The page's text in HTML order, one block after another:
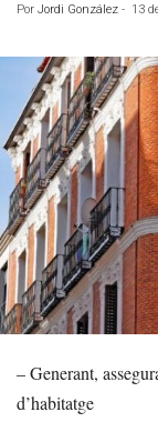
Por Jordi González - 13
– Generant,
d’habitatge